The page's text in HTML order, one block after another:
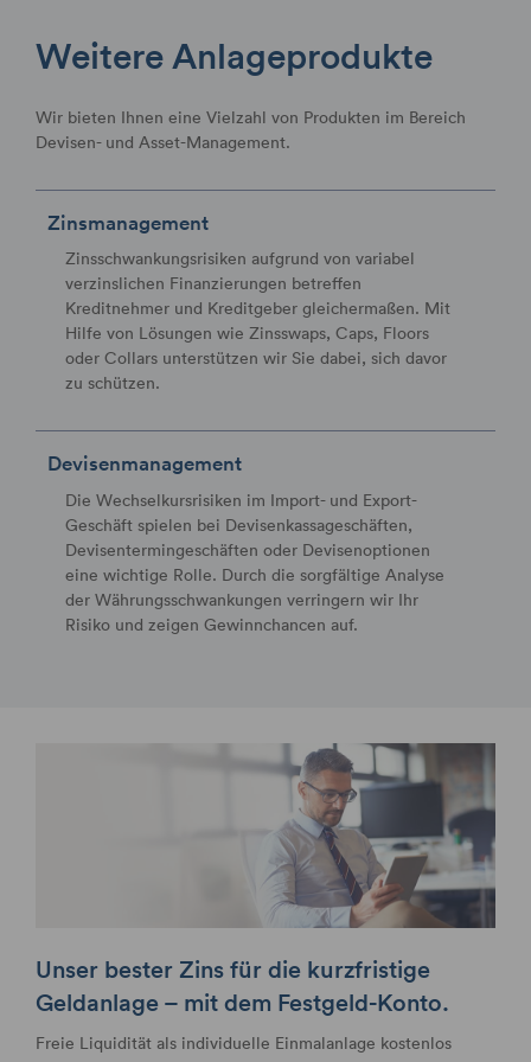
Weitere Anlageprodukte
Wir bieten Ihnen eine Vielzahl von Produkten im Bereich
Devisen- und Asset-Management.
Zinsmanagement
Zinsschwankungsrisiken aufgrund von variabel
verzinslichen Finanzierungen betreffen
Kreditnehmer und Kreditgeber gleichermaßen. Mit
Hilfe von Lösungen wie Zinsswaps, Caps, Floors
oder Collars unterstützen wir Sie dabei, sich davor
zu schützen.
Devisenmanagement
Die Wechselkursrisiken im Import- und Export-
Geschäft spielen bei Devisenkassageschäften,
Devisentermingeschäften oder Devisenoptionen
eine wichtige Rolle. Durch die sorgfältige Analyse
der Währungsschwankungen verringern wir Ihr
Risiko und zeigen Gewinnchancen auf.
Unser bester Zins für die kurzfristige
Geldanlage – mit dem Festgeld-Konto.
Freie Liquidität als individuelle Einmalanlage kostenlos